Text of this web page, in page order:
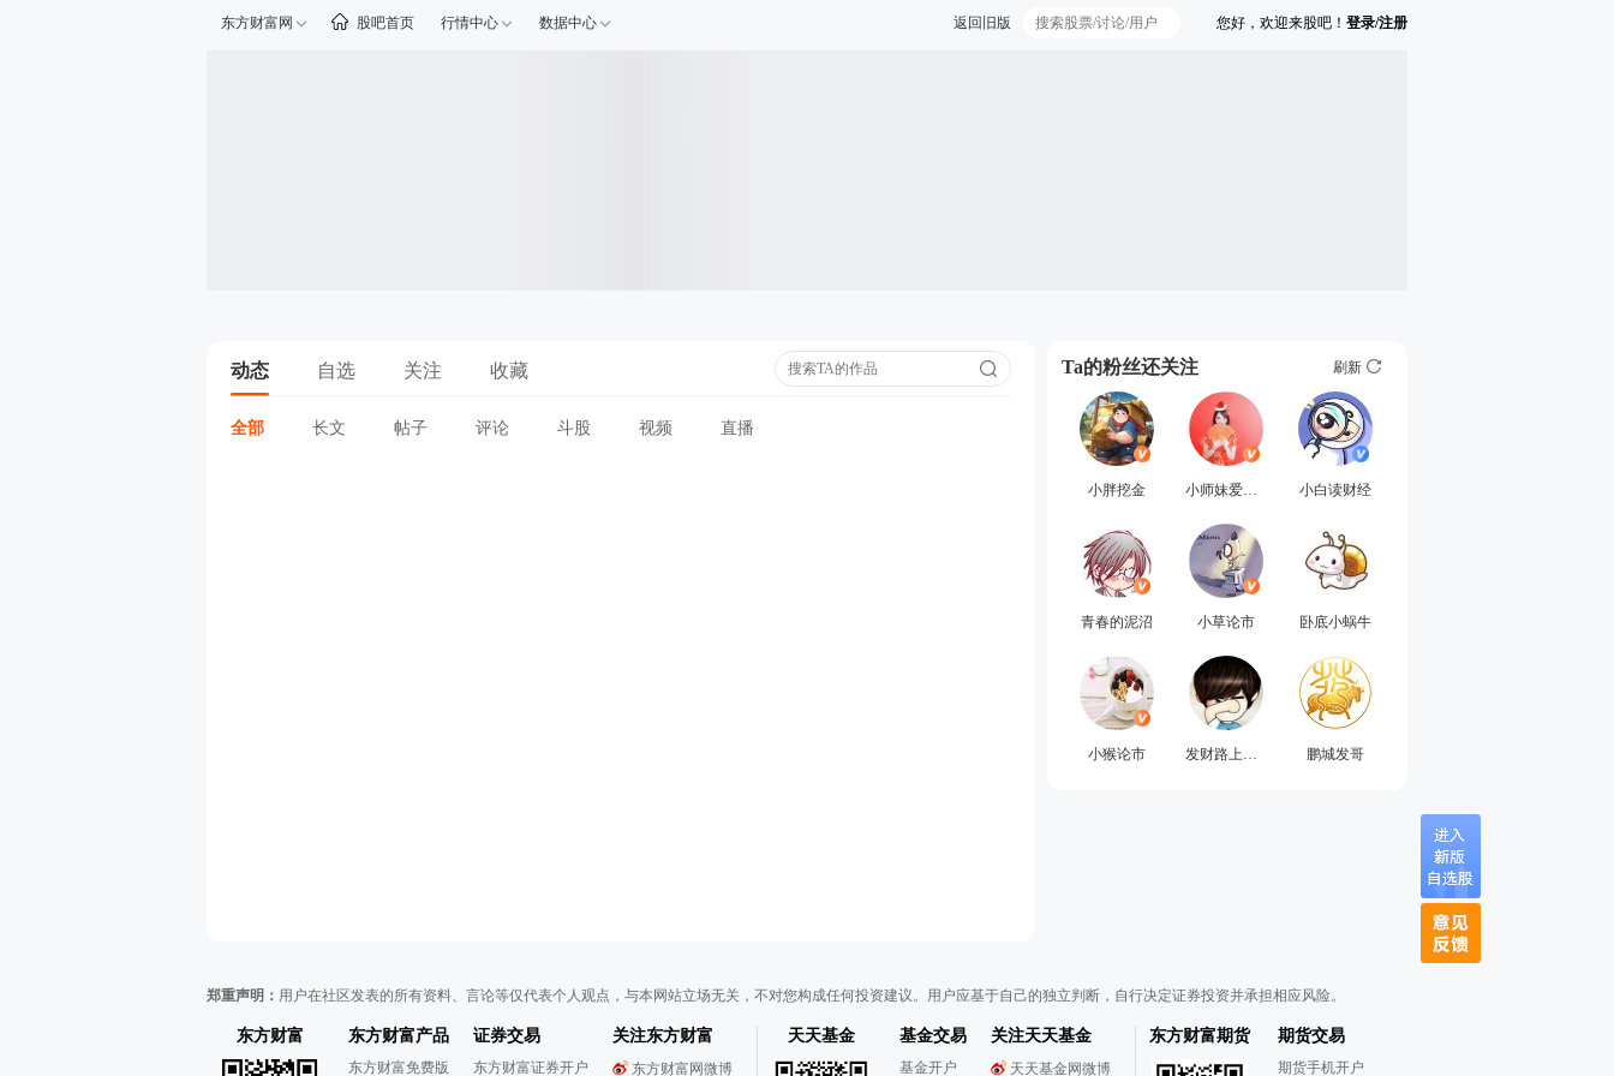
东方财富网 股吧首页 行情中心 数据中心 您好，欢迎来股吧！ 登录/注册
返回旧版
动态 自选 关注 收藏
全部 长文 帖子 评论 斗股 视频 直播
Ta的粉丝还关注 刷新
小胖挖金 小师妹爱买基 小白读财经
青春的泥沼 小草论市 卧底小蜗牛
小猴论市 发财路上有你我 鹏城发哥
郑重声明： 用户在社区发表的所有资料、言论等仅代表个人观点，与本网站立场无关，不对您构成任何投资建议。用户应基于自己的独立判断，自行决定证券投资并承担相应风险。
东方财富 东方财富产品
东方财富免费版
证券交易
东方财富证券开户
关注东方财富
东方财富网微博
天天基金 基金交易
基金开户
关注天天基金
天天基金网微博
东方财富期货 期货交易
期货手机开户